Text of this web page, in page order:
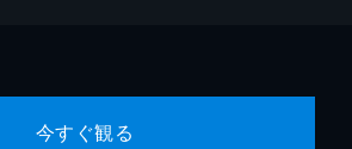
今すぐ観る